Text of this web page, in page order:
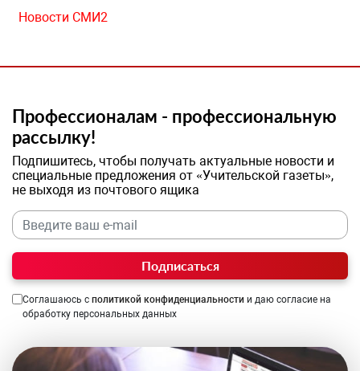
Новости СМИ2
Профессионалам - профессиональную
рассылку!
Подпишитесь, чтобы получать актуальные новости и
специальные предложения от «Учительской газеты»,
не выходя из почтового ящика
Подписаться
Соглашаюсь с политикой конфиденциальности и даю согласие на
обработку персональных данных